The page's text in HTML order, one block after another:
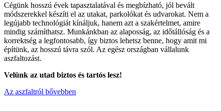
Cégünk hosszú évek tapasztalatával és megbízható, jól bevált
módszerekkel készíti el az utakat, parkolókat és udvarokat. Nem a
legújabb technológiát kínáljuk, hanem azt a szakértelmet, amire
mindig számíthatsz. Munkánkban az alaposság, az időtállóság és a
korrektség a legfontosabb, így biztos lehetsz benne, hogy amit mi
építünk, az hosszú távra szól. Az egész országban vállalunk
aszfaltozást.
Velünk az utad biztos és tartós lesz!
Az aszfaltról bővebben